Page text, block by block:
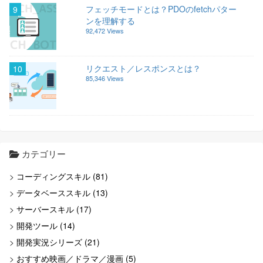
9
フェッチモードとは？PDOのfetchパター
ンを理解する
92,472 Views
10 リクエスト／レスポンスとは？
85,346 Views
カテゴリー
コーディングスキル (81)
データベーススキル (13)
サーバースキル (17)
開発ツール (14)
開発実況シリーズ (21)
おすすめ映画／ドラマ／漫画 (5)